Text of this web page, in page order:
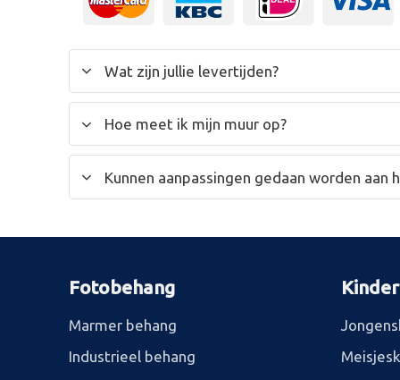
Wat zijn jullie levertijden?
Hoe meet ik mijn muur op?
Kunnen aanpassingen gedaan worden aan
Fotobehang
Marmer behang
Industrieel behang